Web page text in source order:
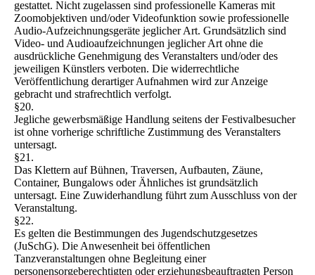
gestattet. Nicht zugelassen sind professionelle Kameras mit
Zoomobjektiven und/oder Videofunktion sowie professionelle
Audio-Aufzeichnungsgeräte jeglicher Art. Grundsätzlich sind
Video- und Audioaufzeichnungen jeglicher Art ohne die
ausdrückliche Genehmigung des Veranstalters und/oder des
jeweiligen Künstlers verboten. Die widerrechtliche
Veröffentlichung derartiger Aufnahmen wird zur Anzeige
gebracht und strafrechtlich verfolgt.
§20.
Jegliche gewerbsmäßige Handlung seitens der Festivalbesucher
ist ohne vorherige schriftliche Zustimmung des Veranstalters
untersagt.
§21.
Das Klettern auf Bühnen, Traversen, Aufbauten, Zäune,
Container, Bungalows oder Ähnliches ist grundsätzlich
untersagt. Eine Zuwiderhandlung führt zum Ausschluss von der
Veranstaltung.
§22.
Es gelten die Bestimmungen des Jugendschutzgesetzes
(JuSchG). Die Anwesenheit bei öffentlichen
Tanzveranstaltungen ohne Begleitung einer
personensorgeberechtigten oder erziehungsbeauftragten Person